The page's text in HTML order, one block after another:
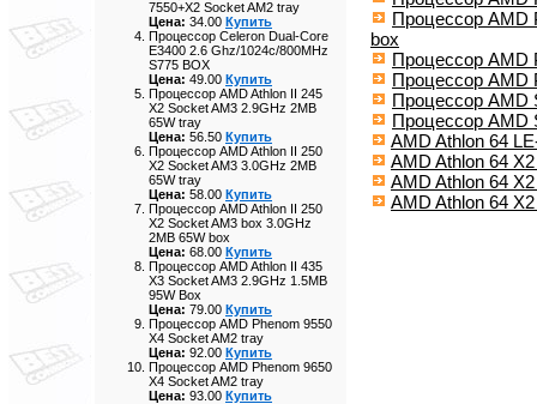
7550+X2 Socket AM2 tray
Цена: 34.00 Купить
Процессор Celeron Dual-Core
E3400 2.6 Ghz/1024с/800MHz
S775 BOX
Цена: 49.00 Купить
Процессор AMD Athlon II 245
X2 Socket AM3 2.9GHz 2MB
65W tray
Цена: 56.50 Купить
Процессор AMD Athlon II 250
X2 Socket AM3 3.0GHz 2MB
65W tray
Цена: 58.00 Купить
Процессор AMD Athlon II 250
X2 Socket AM3 box 3.0GHz
2MB 65W box
Цена: 68.00 Купить
Процессор AMD Athlon II 435
X3 Socket AM3 2.9GHz 1.5MB
95W Box
Цена: 79.00 Купить
Процессор AMD Phenom 9550
X4 Socket AM2 tray
Цена: 92.00 Купить
Процессор AMD Phenom 9650
X4 Socket AM2 tray
Цена: 93.00 Купить
Процессор AMD
box
Процессор AMD
Процессор AMD
Процессор AMD
Процессор AMD
AMD Athlon 64
AMD Athlon 64
AMD Athlon 64
AMD Athlon 64